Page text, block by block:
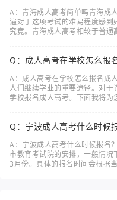
A：青海成人高考简单吗青海成
遍对于这项考试的难易程度感
究竟。青海成人高考相较于普通
Q：成人高考在学校怎么报
A：成人高考在学校怎么报名成
人们继续学业的重要途径。对
学校报名成人高考。下面我将为
Q：宁波成人高考什么时候
A：宁波成人高考什么时候报名
市教育考试院的安排，一般情
3月份。具体的报名时间会根据